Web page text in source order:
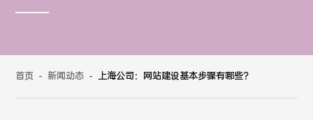
首页 - 新闻动态 - 上海公司：网站建设基本步骤有哪些？